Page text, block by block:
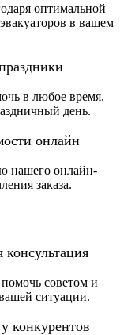
оптимальной
в вашем
в любое время,
день.
онлайн
нашего онлайн-
заказа.
консультация
советом и
ситуации.
конкурентов